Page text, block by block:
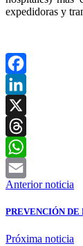
expedidoras y
Facebook
LinkedIn
X
Threads
WhatsApp
Email
Anterior noticia
PREVENCIÓN DE
Próxima noticia